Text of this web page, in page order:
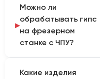
Можно ли
обрабатывать гипс
на фрезерном
станке с ЧПУ?
возможна только после
Какие изделия